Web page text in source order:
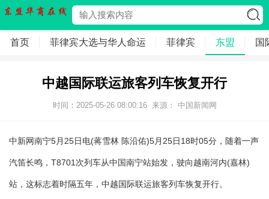
首页 菲律宾大选与华人命运 菲律宾 东盟 国
中越国际联运旅客列车恢复开行
时间：2025-05-26 08:00:16 来源： 中国新闻网
中新网南宁5月25日电(蒋雪林 陈沿佑)5月25日18时05分，随着一声
汽笛长鸣，T8701次列车从中国南宁站始发，驶向越南河内(嘉林)
站，这标志着时隔五年，中越国际联运旅客列车恢复开行。